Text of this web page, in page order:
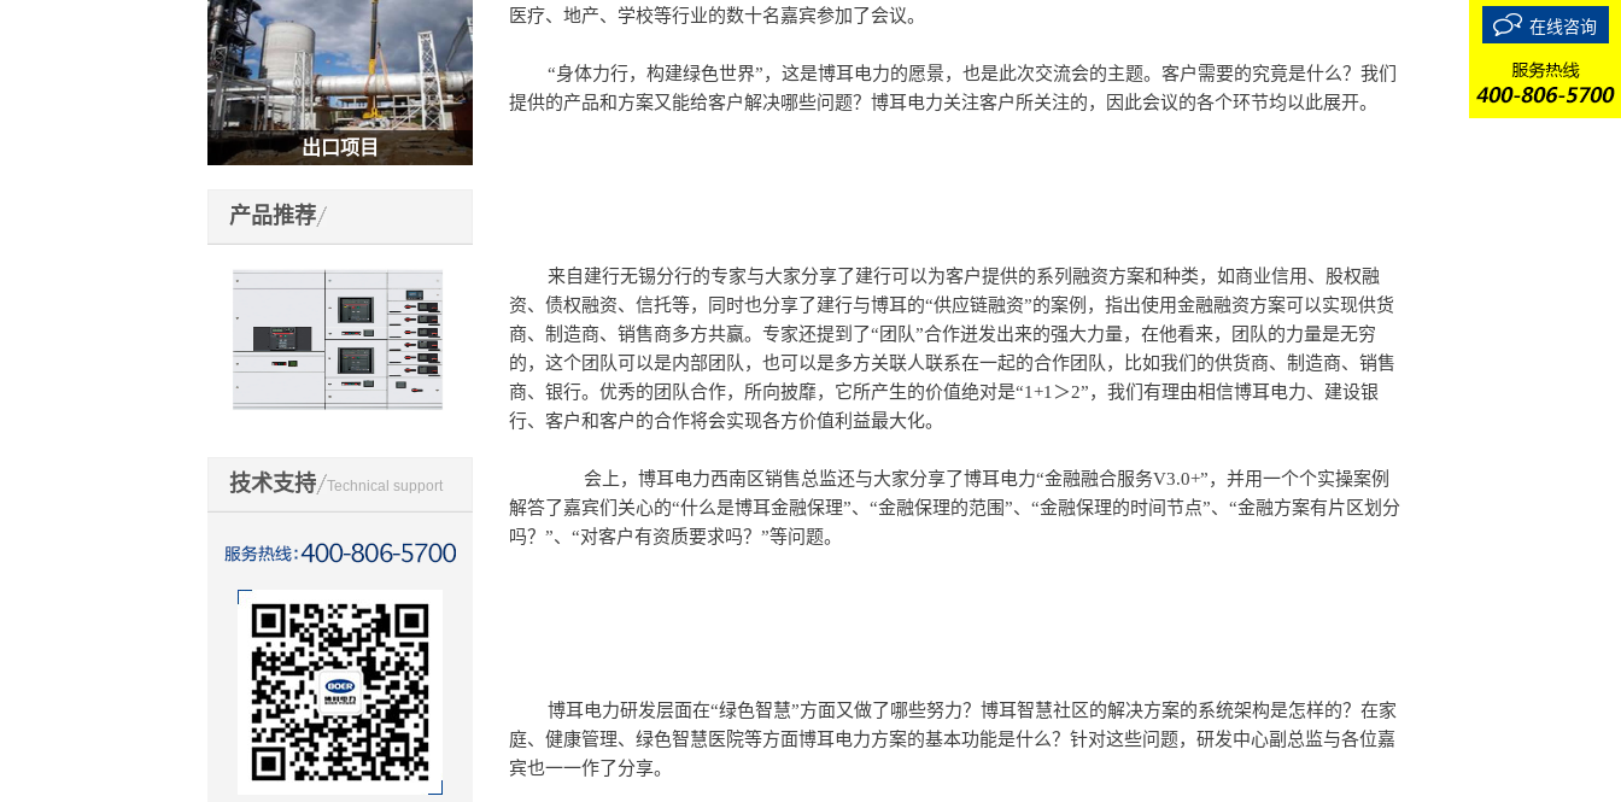
出口项目
产品推荐
技术支持 Technical support
医疗、地产、学校等行业的数十名嘉宾参加了会议。
提供的产品和方案又能给客户解决哪些问题？博耳电力关注客户所关注的，因此会议的各个环节均以此展开。
资、债权融资、信托等，同时也分享了建行与博耳的“供应链融资”的案例，指出使用金融融资方案可以实现供货
商、制造商、销售商多方共赢。专家还提到了“团队”合作迸发出来的强大力量，在他看来，团队的力量是无穷
的，这个团队可以是内部团队，也可以是多方关联人联系在一起的合作团队，比如我们的供货商、制造商、销售
商、银行。优秀的团队合作，所向披靡，它所产生的价值绝对是“1+1＞2”，我们有理由相信博耳电力、建设银
行、客户和客户的合作将会实现各方价值利益最大化。
解答了嘉宾们关心的“什么是博耳金融保理”、“金融保理的范围”、“金融保理的时间节点”、“金融方案有片区划分
吗？”、“对客户有资质要求吗？”等问题。
庭、健康管理、绿色智慧医院等方面博耳电力方案的基本功能是什么？针对这些问题，研发中心副总监与各位嘉
宾也一一作了分享。
在线咨询